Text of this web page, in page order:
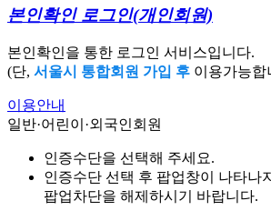
본인확인 로그인(개인회원)
본인확인을 통한 로그인 서비스입니다.
(단, 서울시 통합회원 가입 후 이용가능합
이용안내
일반·어린이·외국인회원
인증수단을 선택해 주세요.
인증수단 선택 후 팝업창이 나타나
팝업차단을 해제하시기 바랍니다.